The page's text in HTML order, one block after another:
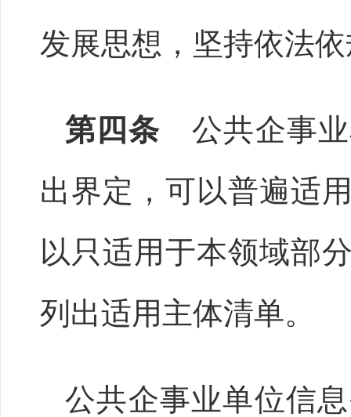
发展思想，坚持依法
第四条公共企事业
出界定，可以普遍适
以只适用于本领域部
列出适用主体清单。
公共企事业单位信